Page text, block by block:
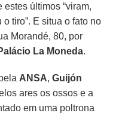
estes últimos “viram,
tiro”. E situa o fato no
Morandé, 80, por
La Moneda.
ANSA,Guijón
ares os ossos e a
em uma poltrona